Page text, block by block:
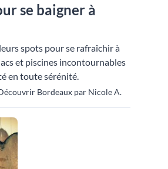
se baigner à
spots pour se rafraîchir à
et piscines incontournables
en toute sérénité.
Bordeaux par Nicole A.